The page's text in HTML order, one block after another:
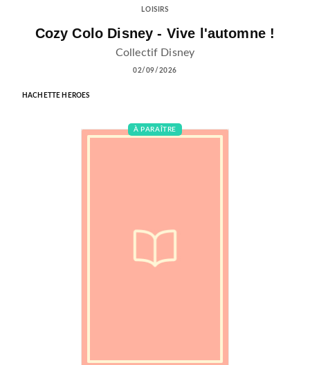
LOISIRS
Cozy Colo Disney - Vive l'automne !
Collectif Disney
02/09/2026
HACHETTE HEROES
À PARAÎTRE